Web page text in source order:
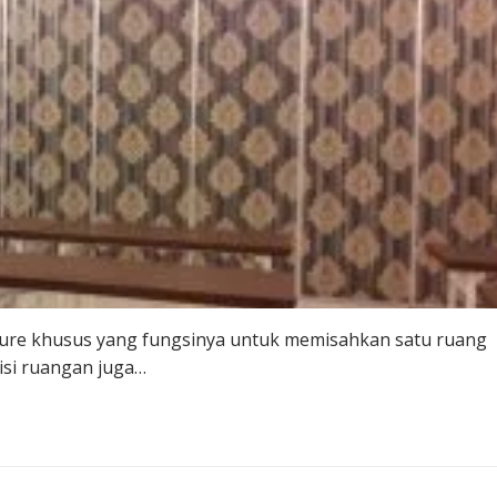
khusus yang fungsinya untuk memisahkan satu ruang
ruangan juga…